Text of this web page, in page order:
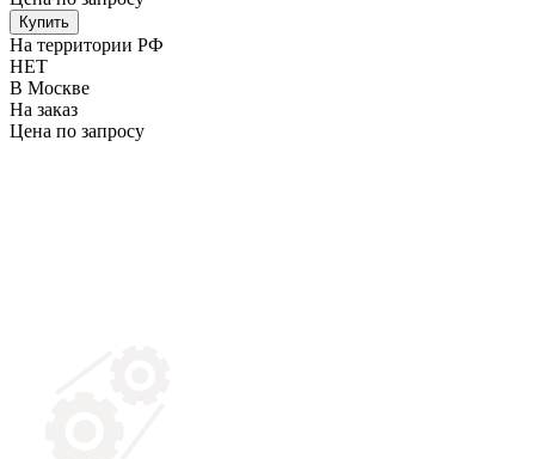
Купить
На территории РФ
НЕТ
В Москве
На заказ
Цена по запросу